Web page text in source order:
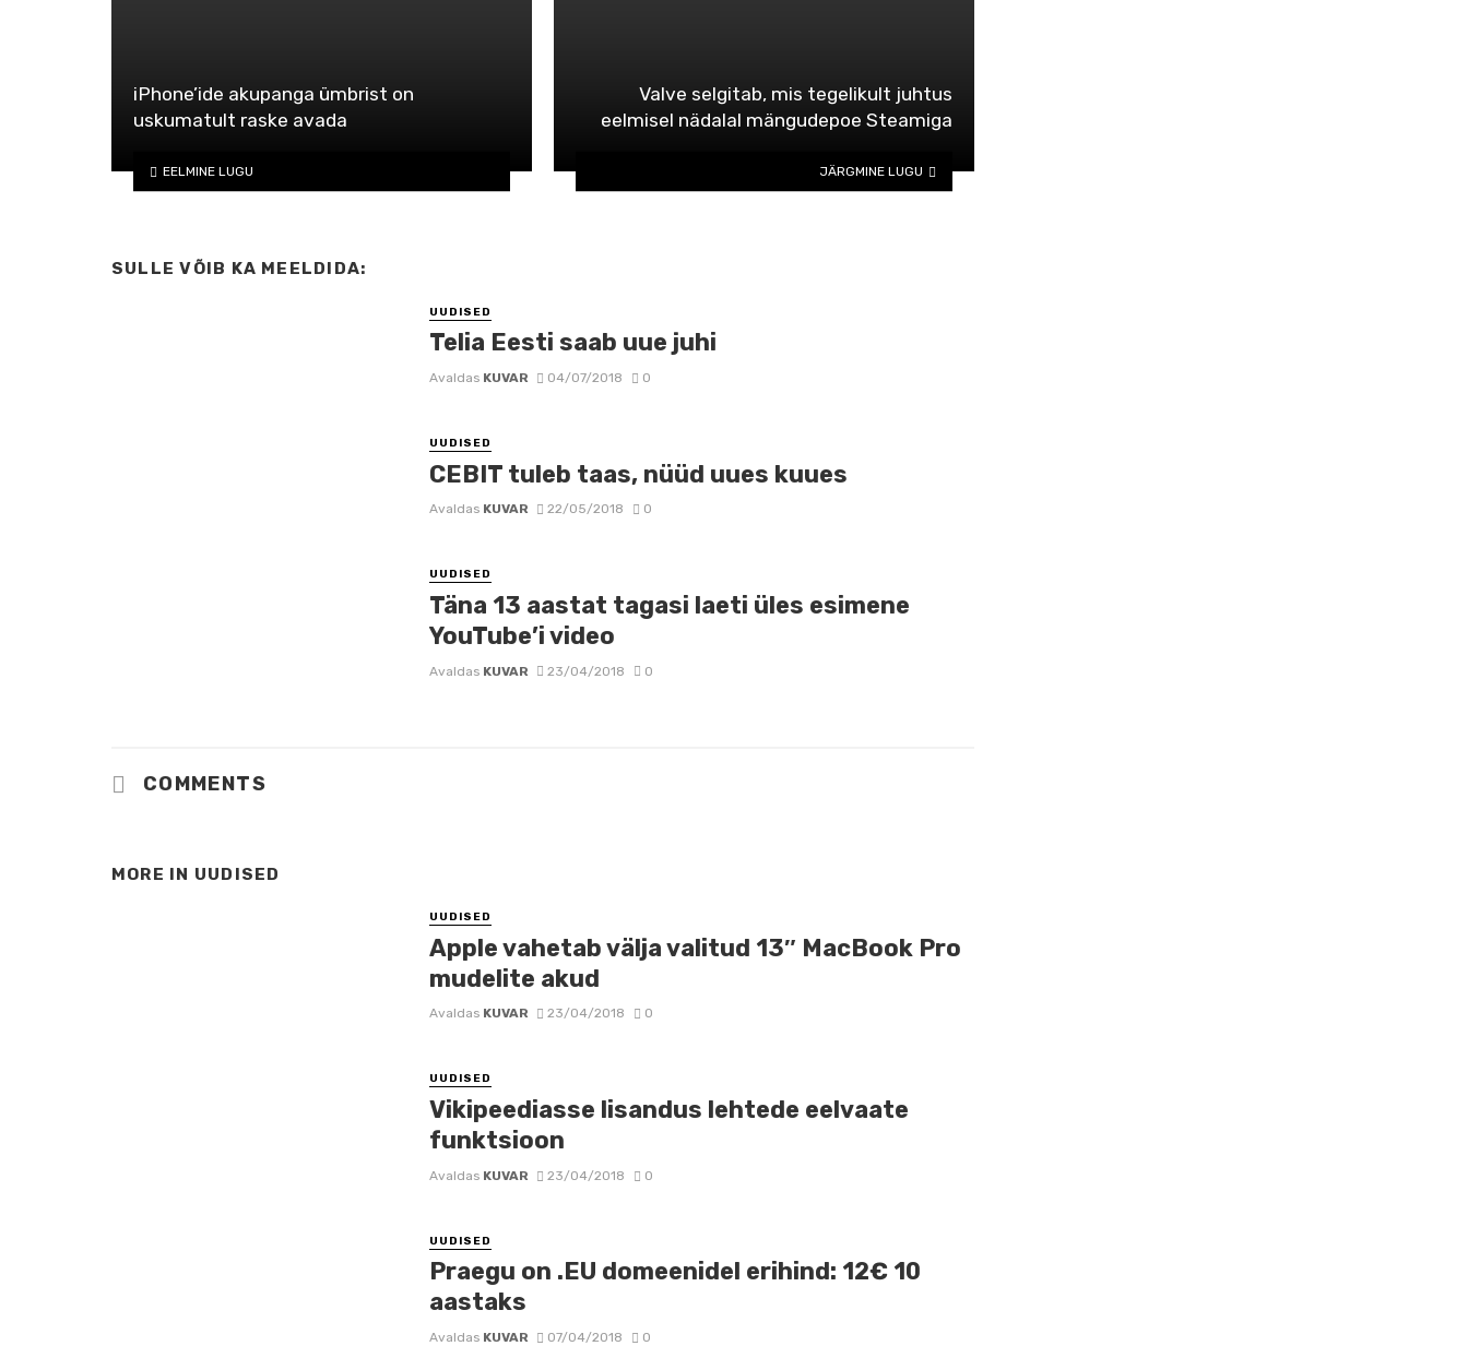
iPhone’ide akupanga ümbrist on
uskumatult raske avada
EELMINE LUGU
Valve selgitab, mis tegelikult juhtus
eelmisel nädalal mängudepoe Steamiga
JÄRGMINE LUGU
SULLE VÕIB KA MEELDIDA:
UUDISED
Telia Eesti saab uue juhi
Avaldas KUVAR 04/07/2018 0
UUDISED
CEBIT tuleb taas, nüüd uues kuues
Avaldas KUVAR 22/05/2018 0
UUDISED
Täna 13 aastat tagasi laeti üles esimene
YouTube’i video
Avaldas KUVAR 23/04/2018 0
COMMENTS
MORE IN UUDISED
UUDISED
Apple vahetab välja valitud 13″ MacBook Pro
mudelite akud
Avaldas KUVAR 23/04/2018 0
UUDISED
Vikipeediasse lisandus lehtede eelvaate
funktsioon
Avaldas KUVAR 23/04/2018 0
UUDISED
Praegu on .EU domeenidel erihind: 12€ 10
aastaks
Avaldas KUVAR 07/04/2018 0